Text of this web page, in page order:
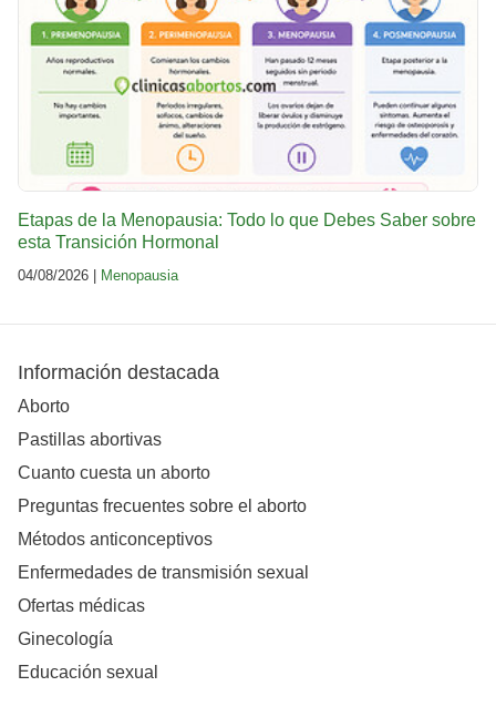
Etapas de la Menopausia: Todo lo que Debes Saber sobre
esta Transición Hormonal
04/08/2026 | Menopausia
Información destacada
Aborto
Pastillas abortivas
Cuanto cuesta un aborto
Preguntas frecuentes sobre el aborto
Métodos anticonceptivos
Enfermedades de transmisión sexual
Ofertas médicas
Ginecología
Educación sexual